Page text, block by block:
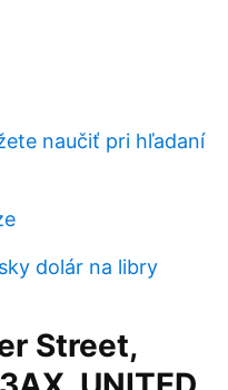
naučiť pri hľadaní
dolár na libry
Street,